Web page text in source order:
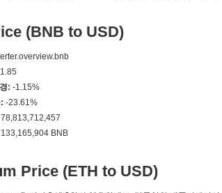
(BNB to USD)
: -1.15%
-23.61%
78,813,712,457
133,165,904 BNB
Price (ETH to USD)